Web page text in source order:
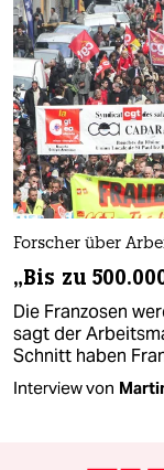
Forscher über
„Bis zu
Die Franzosen
sagt der
Schnitt haben
Interview von